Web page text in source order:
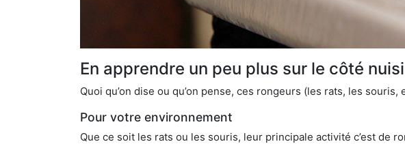
En apprendre un peu plus sur le côté
Quoi qu’on dise ou qu’on pense, ces rongeurs (les rats, les
Pour votre environnement
Que ce soit les rats ou les souris, leur principale activité c’est de